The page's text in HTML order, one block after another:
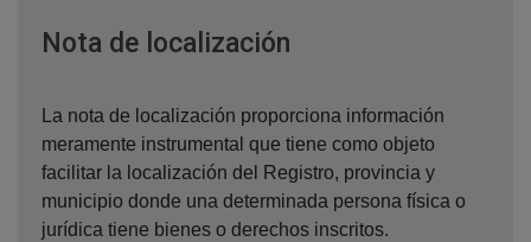
Nota de localización
La nota de localización proporciona información
meramente instrumental que tiene como objeto
facilitar la localización del Registro, provincia y
municipio donde una determinada persona física o
jurídica tiene bienes o derechos inscritos.